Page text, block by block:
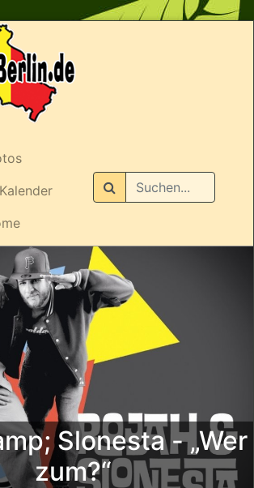
Kalender
Suchen
Slonesta - „Wer
zum?“